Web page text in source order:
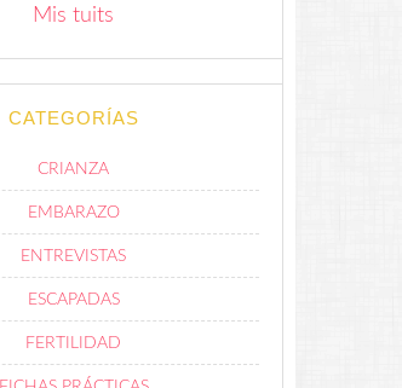
Mis tuits
CATEGORÍAS
CRIANZA
EMBARAZO
ENTREVISTAS
ESCAPADAS
FERTILIDAD